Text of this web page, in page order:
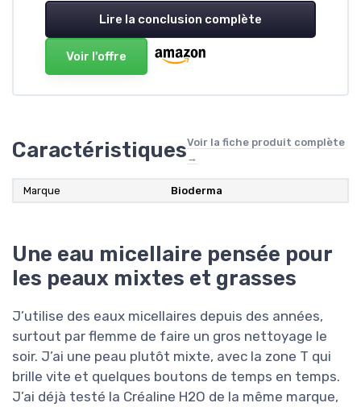
Lire la conclusion complète
Voir l'offre
CaractéristiquesVoir la fiche produit complète
→
Marque Bioderma
Une eau micellaire pensée pour
les peaux mixtes et grasses
J’utilise des eaux micellaires depuis des années,
surtout par flemme de faire un gros nettoyage le
soir. J’ai une peau plutôt mixte, avec la zone T qui
brille vite et quelques boutons de temps en temps.
J’ai déjà testé la Créaline H2O de la même marque,